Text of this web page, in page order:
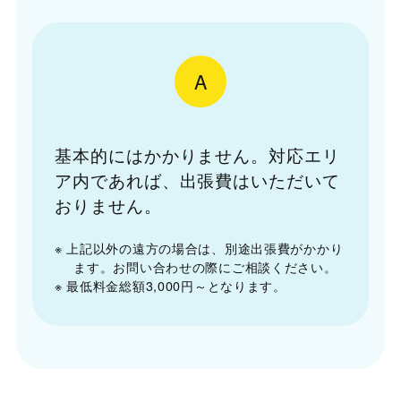
A
基本的にはかかりません。対応エリ
ア内であれば、出張費はいただいて
おりません。
※ 上記以外の遠方の場合は、別途出張費がかかり
ます。お問い合わせの際にご相談ください。
※ 最低料金総額3,000円～となります。